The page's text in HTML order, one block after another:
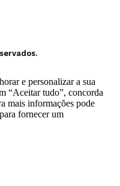
e personalizar a sua
“Aceitar tudo”, concorda
mais informações pode
fornecer um